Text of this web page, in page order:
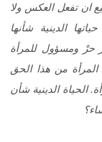
ان تفعل العكس ولا
الدينية شأنها
حرْ ومسؤول للمرأة
من هذا الحق
الحياة الدينية شأن